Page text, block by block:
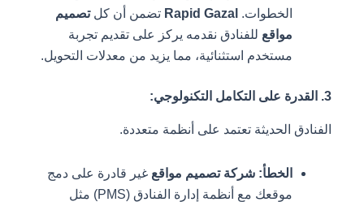
الخطوات.Rapid Gazalتضمن أن كل تصميم
مواقعللفنادق نقدمه يركز على تقديم تجربة
مستخدم استثنائية، مما يزيد من معدلات التحويل.
الفنادق الحديثة تعتمد على أنظمة متعددة.
الخطأ: شركة تصميم مواقعغير قادرة على دمج
موقعك مع أنظمة إدارة الفنادق (PMS) مثل